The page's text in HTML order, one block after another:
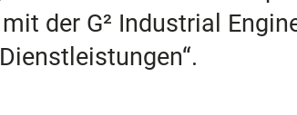
der G² Industrial